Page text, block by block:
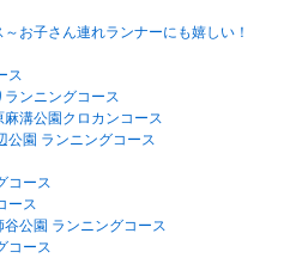
お子さん連れランナーにも嬉しい！
ス
ンニングコース
溝公園クロカンコース
公園 ランニングコース
コース
ース
公園 ランニングコース
コース